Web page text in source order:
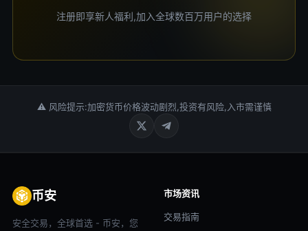
注册即享新人福利,加入全球数百万用户的选择
⚠ 风险提示:加密货币价格波动剧烈,投资有风险,入市需谨慎
币安
安全交易，全球首选 - 币安，您
市场资讯
交易指南